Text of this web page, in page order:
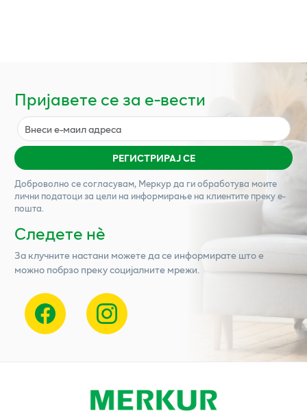
Пријавете се за е-вести
РЕГИСТРИРАЈ СЕ
Доброволно се согласувам, Меркурда ги обработува моите
лични податоци за цели на информирање на клиентите преку е-
пошта.
Следете нѐ
За клучните настани можете да се информирате што е
можно побрзо преку социјалните мрежи.